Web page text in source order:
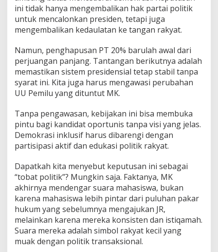
ini tidak hanya mengembalikan hak partai politik
untuk mencalonkan presiden, tetapi juga
mengembalikan kedaulatan ke tangan rakyat.
Namun, penghapusan PT 20% barulah awal dari
perjuangan panjang. Tantangan berikutnya adalah
memastikan sistem presidensial tetap stabil tanpa
syarat ini. Kita juga harus mengawasi perubahan
UU Pemilu yang dituntut MK.
Tanpa pengawasan, kebijakan ini bisa membuka
pintu bagi kandidat oportunis tanpa visi yang jelas.
Demokrasi inklusif harus dibarengi dengan
partisipasi aktif dan edukasi politik rakyat.
Dapatkah kita menyebut keputusan ini sebagai
“tobat politik”? Mungkin saja. Faktanya, MK
akhirnya mendengar suara mahasiswa, bukan
karena mahasiswa lebih pintar dari puluhan pakar
hukum yang sebelumnya mengajukan JR,
melainkan karena mereka konsisten dan istiqamah.
Suara mereka adalah simbol rakyat kecil yang
muak dengan politik transaksional.